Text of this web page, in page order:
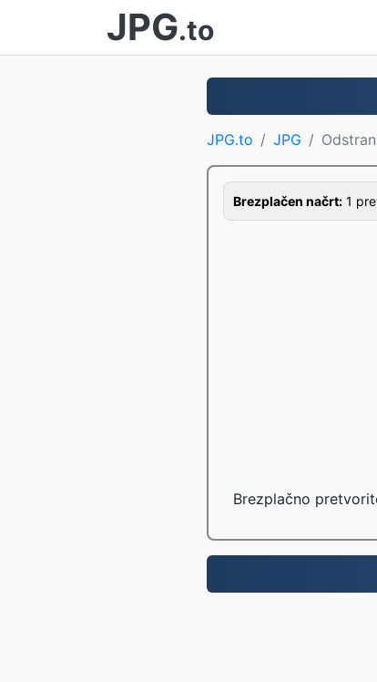
JPG.to
JPG.to JPG
Brezplačen načrt: 1
Brezplačno